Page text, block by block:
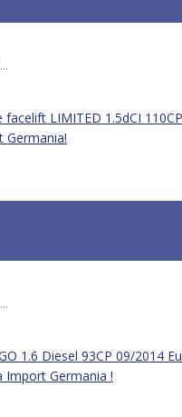
facelift LIMITED 1.5dCI
Germania!
1.6 Diesel 93CP 09/2014
Import Germania !